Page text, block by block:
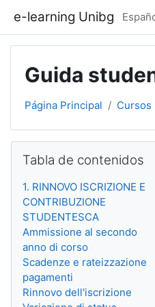
e-learning Unibg
Guida
Página Principal Cursos
Bloques
Tabla de contenidos
1. RINNOVO ISCRIZIONE E
CONTRIBUZIONE
STUDENTESCA
Ammissione al secondo
anno di corso
Scadenze e rateizzazione
pagamenti
Rinnovo dell'iscrizione